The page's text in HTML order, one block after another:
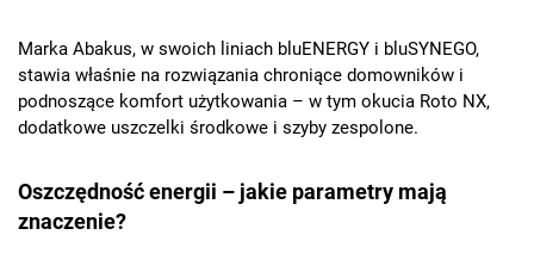
Marka Abakus, w swoich liniach bluENERGY i bluSYNEGO,
stawia właśnie na rozwiązania chroniące domowników i
podnoszące komfort użytkowania – w tym okucia Roto NX,
dodatkowe uszczelki środkowe i szyby zespolone.
Oszczędność energii – jakie parametry mają
znaczenie?